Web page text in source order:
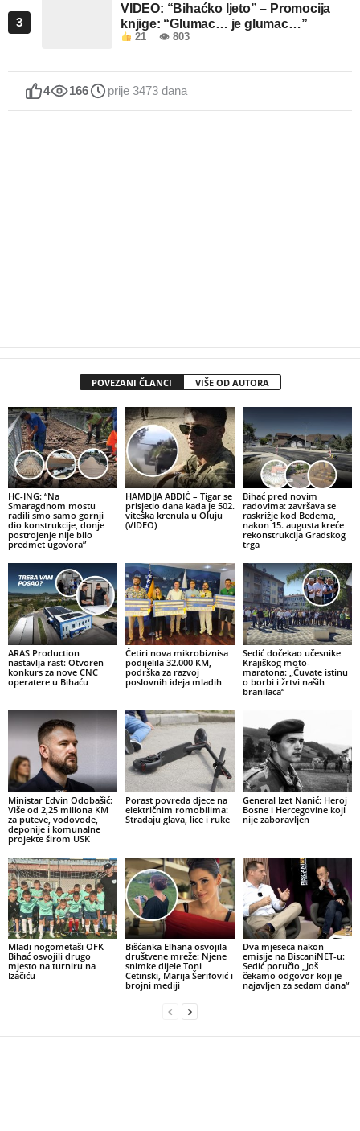
3
VIDEO: “Bihaćko ljeto” – Promocija
knjige: “Glumac… je glumac…”
21 👁 803
4 166 prije 3473 dana
POVEZANI ČLANCI VIŠE OD AUTORA
HC-ING: “Na
Smaragdnom mostu
radili smo samo gornji
dio konstrukcije, donje
postrojenje nije bilo
predmet ugovora”
HAMDIJA ABDIĆ – Tigar se
prisjetio dana kada je 502.
viteška krenula u Oluju
(VIDEO)
Bihać pred novim
radovima: završava se
raskrižje kod Bedema,
nakon 15. augusta kreće
rekonstrukcija Gradskog
trga
ARAS Production
nastavlja rast: Otvoren
konkurs za nove CNC
operatere u Bihaću
Četiri nova mikrobiznisa
podijelila 32.000 KM,
podrška za razvoj
poslovnih ideja mladih
Sedić dočekao učesnike
Krajiškog moto-
maratona: „Čuvate istinu
o borbi i žrtvi naših
branilaca“
Ministar Edvin Odobašić:
Više od 2,25 miliona KM
za puteve, vodovode,
deponije i komunalne
projekte širom USK
Porast povreda djece na
električnim romobilima:
Stradaju glava, lice i ruke
General Izet Nanić: Heroj
Bosne i Hercegovine koji
nije zaboravljen
Mladi nogometaši OFK
Bihać osvojili drugo
mjesto na turniru na
Izačiću
Bišćanka Elhana osvojila
društvene mreže: Njene
snimke dijele Toni
Cetinski, Marija Šerifović i
brojni mediji
Dva mjeseca nakon
emisije na BiscaniNET-u:
Sedić poručio „Još
čekamo odgovor koji je
najavljen za sedam dana“